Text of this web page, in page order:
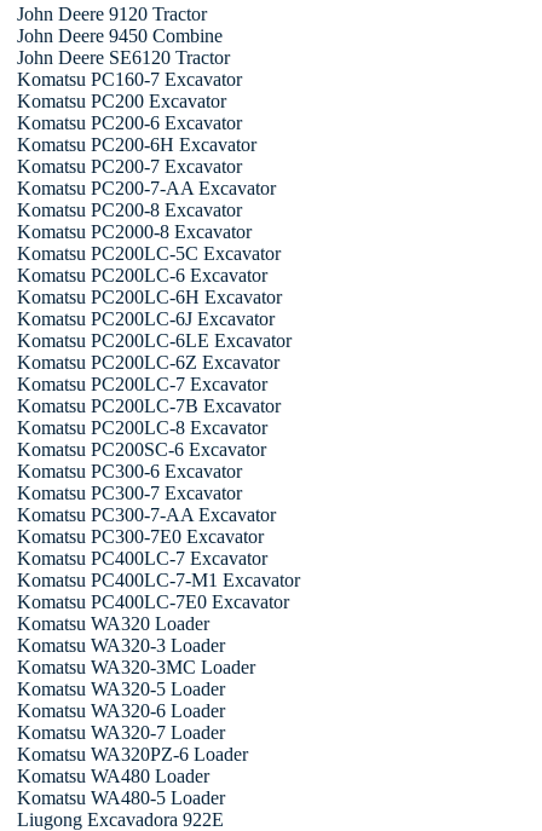
John Deere 9120 Tractor
John Deere 9450 Combine
John Deere SE6120 Tractor
Komatsu PC160-7 Excavator
Komatsu PC200 Excavator
Komatsu PC200-6 Excavator
Komatsu PC200-6H Excavator
Komatsu PC200-7 Excavator
Komatsu PC200-7-AA Excavator
Komatsu PC200-8 Excavator
Komatsu PC2000-8 Excavator
Komatsu PC200LC-5C Excavator
Komatsu PC200LC-6 Excavator
Komatsu PC200LC-6H Excavator
Komatsu PC200LC-6J Excavator
Komatsu PC200LC-6LE Excavator
Komatsu PC200LC-6Z Excavator
Komatsu PC200LC-7 Excavator
Komatsu PC200LC-7B Excavator
Komatsu PC200LC-8 Excavator
Komatsu PC200SC-6 Excavator
Komatsu PC300-6 Excavator
Komatsu PC300-7 Excavator
Komatsu PC300-7-AA Excavator
Komatsu PC300-7E0 Excavator
Komatsu PC400LC-7 Excavator
Komatsu PC400LC-7-M1 Excavator
Komatsu PC400LC-7E0 Excavator
Komatsu WA320 Loader
Komatsu WA320-3 Loader
Komatsu WA320-3MC Loader
Komatsu WA320-5 Loader
Komatsu WA320-6 Loader
Komatsu WA320-7 Loader
Komatsu WA320PZ-6 Loader
Komatsu WA480 Loader
Komatsu WA480-5 Loader
Liugong Excavadora 922E